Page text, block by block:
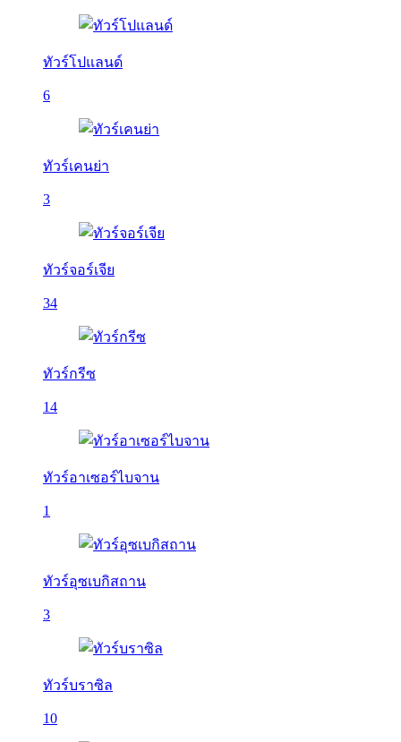
ทัวร์โปแลนด์
6
ทัวร์เคนย่า
3
ทัวร์จอร์เจีย
34
ทัวร์กรีซ
14
ทัวร์อาเซอร์ไบจาน
1
ทัวร์อุซเบกิสถาน
3
ทัวร์บราซิล
10